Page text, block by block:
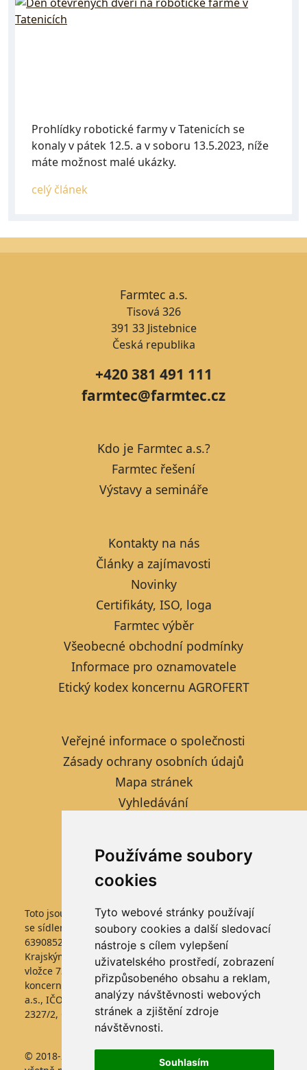
Používáme soubory
cookies
Tyto webové stránky používají
soubory cookies a další sledovací
nástroje s cílem vylepšení
uživatelského prostředí, zobrazení
přizpůsobeného obsahu a reklam,
analýzy návštěvnosti webových
stránek a zjištění zdroje
návštěvnosti.
Souhlasím
Prohlídky robotické farmy v Tatenicích se
konaly v pátek 12.5. a v soboru 13.5.2023, níže
máte možnost malé ukázky.
celý článek
Farmtec a.s.
Tisová 326
391 33 Jistebnice
Česká republika
+420 381 491 111
farmtec@farmtec.cz
Kdo je Farmtec a.s.?
Farmtec řešení
Výstavy a semináře
Kontakty na nás
Články a zajímavosti
Novinky
Certifikáty, ISO, loga
Farmtec výběr
Všeobecné obchodní podmínky
Informace pro oznamovatele
Etický kodex koncernu AGROFERT
Veřejné informace o společnosti
Zásady ochrany osobních údajů
Mapa stránek
Vyhledávání
Nastavení cookies
Toto jsou internetové stránky společnosti FARMTEC a.s.,
se sídlem Jistebnice, Tisová 326, PSČ 391 33, IČO
63908522, zapsané v obchodním rejstříku vedeném
Krajským soudem v Českých Budějovicích, v oddílu B,
vložce 736. Společnost FARMTEC a.s., je členem
koncernu AGROFERT řízeného společností AGROFERT,
a.s., IČO 26185610, se sídlem na adrese Pyšelská
2327/2, Chodov, 149 00 Praha 4.
© 2018-2025 Farmtec a.s. * Jakékoliv užití obsahu